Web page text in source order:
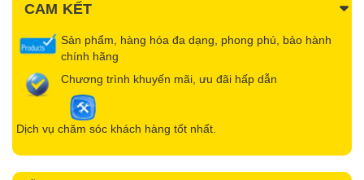
CAM KẾT
Sản phẩm, hàng hóa đa dạng, phong phú, bảo hành
chính hãng
Chương trình khuyến mãi, ưu đãi hấp dẫn
Dịch vụ chăm sóc khách hàng tốt nhất.